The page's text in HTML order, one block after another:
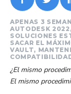
APENAS 3
AUTODESK
SOLUCIONES
SACAR EL
VAULT,
¿El mismo
El mismo